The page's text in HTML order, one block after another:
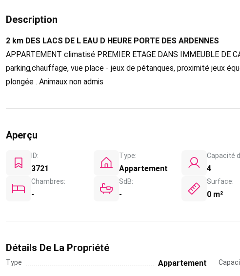
Description
2 km DES LACS DE L EAU D HEURE PORTE DES ARDENNES
APPARTEMENT climatisé PREMIER ETAGE DANS IMMEUBLE DE
parking,chauffage, vue place - jeux de pétanques, proximité jeux
plongée . Animaux non admis
Aperçu
ID:
3721
Type:
Appartement
Capacité
4
Chambres:
-
SdB:
-
Surface:
0 m²
Détails De La Propriété
Type Appartement